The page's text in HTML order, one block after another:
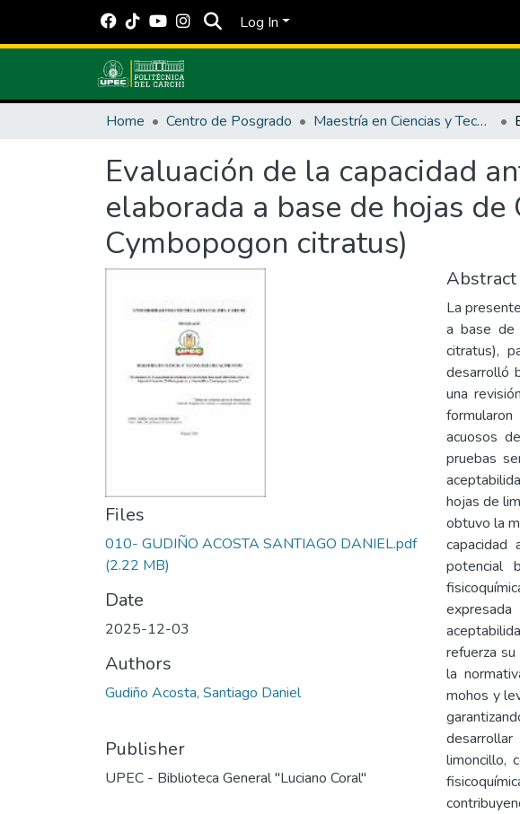
Log In
Home Centro de Posgrado Maestría en Ciencias y Tecnología de los Alimentos
Evaluación de la capacidad
elaborada a base de hojas
Cymbopogon citratus)
Files
010- GUDIÑO ACOSTA SANTIAGO DANIEL.pdf
(2.22 MB)
Date
2025-12-03
Authors
Gudiño Acosta, Santiago Daniel
Publisher
UPEC - Biblioteca General "Luciano Coral"
Abstract
La
a base de
citratus),
desarrolló
una
acuosos
pruebas
hojas de
obtuvo la
potencial
refuerza
la
mohos y
limoncillo,